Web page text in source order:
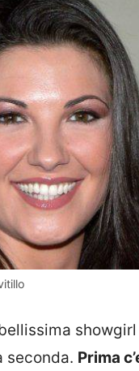
seconda. Prima